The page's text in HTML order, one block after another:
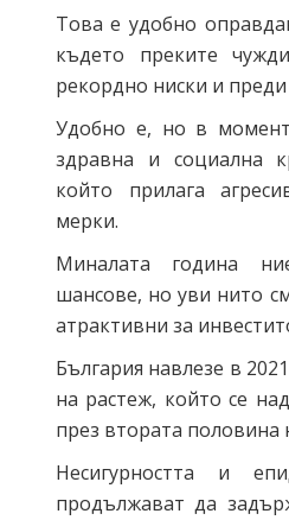
Това е удобно
където преките
рекордно ниски и
Удобно е, но в
здравна и социална
който прилага
мерки.
Миналата година
шансове, но уви нито
атрактивни за
България навлезе в
на растеж, който се
през втората половина
Несигурността и
продължават да